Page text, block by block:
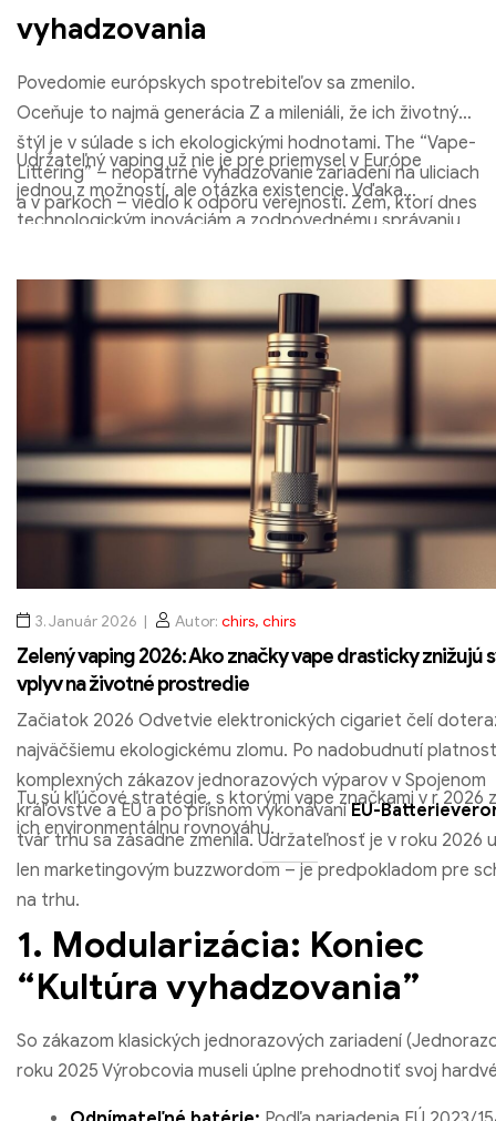
vyhadzovania
Povedomie európskych spotrebiteľov sa zmenilo.
Oceňuje to najmä generácia Z a mileniáli, že ich životný
štýl je v súlade s ich ekologickými hodnotami. The “Vape-
Littering” – neopatrné vyhadzovanie zariadení na uliciach
a v parkoch – viedlo k odporu verejnosti. Zem, ktorí dnes
Udržateľný vaping už nie je pre priemysel v Európe
jednou z možností, ale otázka existencie. Vďaka
technologickým inováciám a zodpovednému správaniu
menej škodlivej alternatívy k fajčeniu., bez ohrozenia
environmentálnych cieľov kontinentu. Cesta vedie od
zahadzovacej mentality k zodpovednému obehovému
3. Január 2026 Autor: chirs, chirs
Zelený vaping 2026: Ako značky vape drasticky znižujú
vplyv na životné prostredie
Začiatok 2026 Odvetvie elektronických cigariet čelí
najväčšiemu ekologickému zlomu. Po nadobudnutí
komplexných zákazov jednorazových výparov v Spojenom
kráľovstve a EÚ a po prísnom vykonávaníEU-
tvár trhu sa zásadne zmenila. Udržateľnosť je v roku 2026
len marketingovým buzzwordom – je predpokladom pre
na trhu.
Tu sú kľúčové stratégie, s ktorými vape značkami v r 2026
ich environmentálnu rovnováhu.
1. Modularizácia: Koniec
“Kultúra vyhadzovania”
So zákazom klasických jednorazových zariadení
roku 2025 Výrobcovia museli úplne prehodnotiť svoj